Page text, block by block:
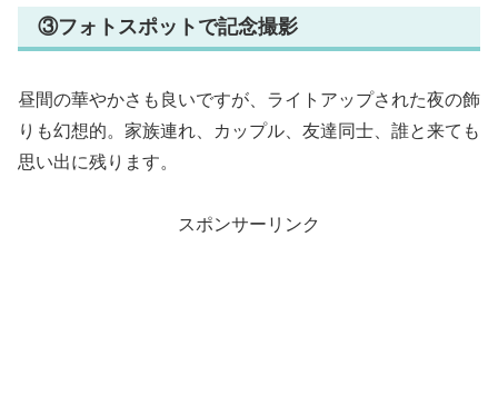
③フォトスポットで記念撮影
昼間の華やかさも良いですが、ライトアップされた夜の飾
りも幻想的。家族連れ、カップル、友達同士、誰と来ても
思い出に残ります。
スポンサーリンク